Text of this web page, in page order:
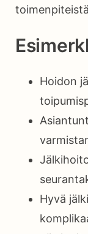
Hoidon
Hyvä